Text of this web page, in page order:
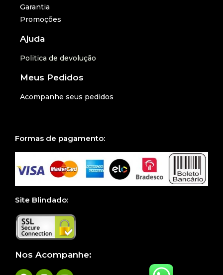
Garantia
Promoções
Ajuda
Politica de devolução
Meus Pedidos
Acompanhe seus pedidos
Formas de pagamento:
Site Blindado:
Nos Acompanhe: